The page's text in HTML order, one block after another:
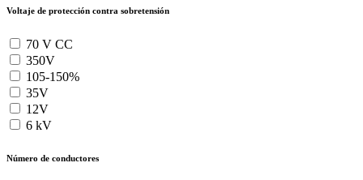
Voltaje de protección contra sobretensión
70 V CC
350V
105-150%
35V
12V
6 kV
Número de conductores